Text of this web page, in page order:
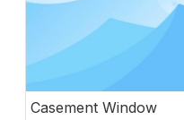
Casement Window